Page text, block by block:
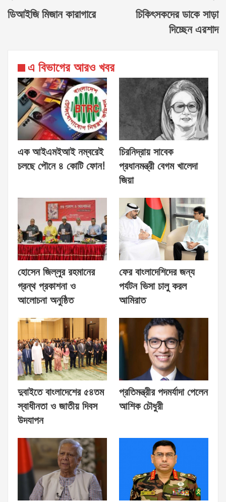
ডিআইজি মিজান কারাগারে
চিকিৎসকদের ডাকে সাড়া
দিচ্ছেন এরশাদ
এ বিভাগের আরও খবর
এক আইএমইআই নম্বরেই
চলছে পৌনে ৪ কোটি ফোন!
চিরনিদ্রায় সাবেক
প্রধানমন্ত্রী বেগম খালেদা
জিয়া
হোসেন জিল্লুর রহমানের
গ্রন্থ প্রকাশনা ও
আলোচনা অনুষ্ঠিত
ফের বাংলাদেশিদের জন্য
পর্যটন ভিসা চালু করল
আমিরাত
দুবাইতে বাংলাদেশের ৫৪তম
স্বাধীনতা ও জাতীয় দিবস
উদযাপন
প্রতিমন্ত্রীর পদমর্যাদা পেলেন
আশিক চৌধুরী